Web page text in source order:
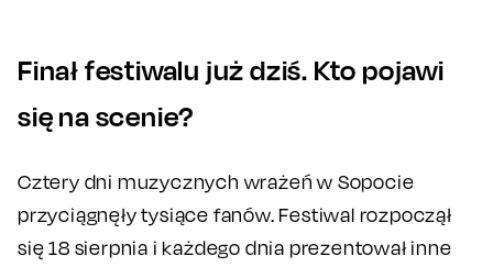
Finał festiwalu już dziś. Kto pojawi
się na scenie?
Cztery dni muzycznych wrażeń w Sopocie
przyciągnęły tysiące fanów. Festiwal rozpoczął
się 18 sierpnia i każdego dnia prezentował inne